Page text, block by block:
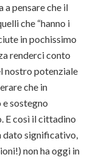
a pensare che il
che “hanno i
in pochissimo
renderci conto
nostro potenziale
che in
sostegno
E così il cittadino
dato significativo,
non ha oggi in